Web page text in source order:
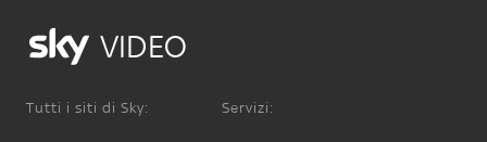
VIDEO
Tutti i siti di Sky: Servizi: